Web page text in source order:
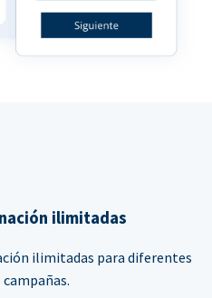
ilimitadas
ilimitadas para diferentes
campañas.